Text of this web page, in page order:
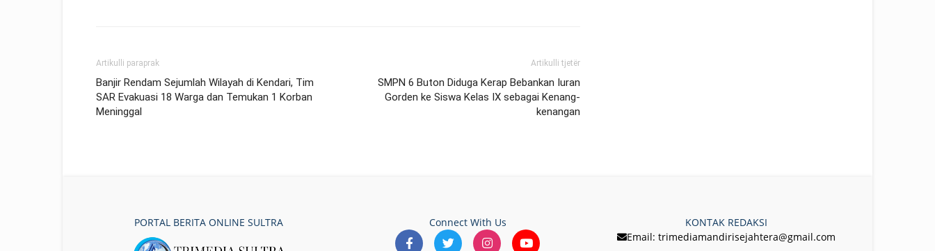
Artikulli paraprak
Banjir Rendam Sejumlah Wilayah di Kendari, Tim
SAR Evakuasi 18 Warga dan Temukan 1 Korban
Meninggal
Artikulli tjetër
SMPN 6 Buton Diduga Kerap Bebankan Iuran
Gorden ke Siswa Kelas IX sebagai Kenang-
kenangan
PORTAL BERITA ONLINE SULTRA Connect With Us
KONTAK REDAKSI
Email: trimediamandirisejahtera@gmail.com